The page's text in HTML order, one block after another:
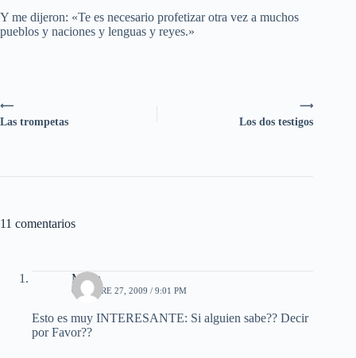
Y me dijeron: «Te es necesario profetizar otra vez a muchos
pueblos y naciones y lenguas y reyes.»
⟶
Los dos testigos
⟵
Las trompetas
11 comentarios
Maria
OCTUBRE 27, 2009 / 9:01 PM
Esto es muy INTERESANTE: Si alguien sabe?? Decir
por Favor??